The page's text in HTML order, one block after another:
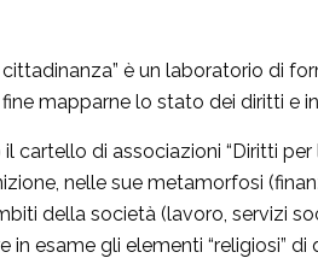
è un laboratorio di
mapparne lo stato dei diritti e
cartello di associazioni “Diritti
nelle sue metamorfosi
della società (lavoro, servizi
esame gli elementi “religiosi”